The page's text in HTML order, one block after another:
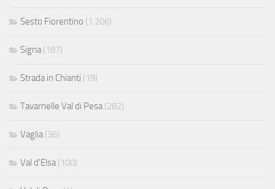
Sesto Fiorentino (1.206)
Signa(187)
Strada in Chianti (19)
Tavarnelle Val di Pesa(282)
Vaglia(36)
Val d'Elsa(100)